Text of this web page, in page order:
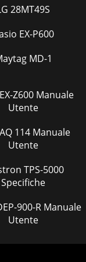
Teile.
in
- Benzin ist
28MT49S
EX-P600
MD-1
Utente
Utente
5000
Specifiche
Utente